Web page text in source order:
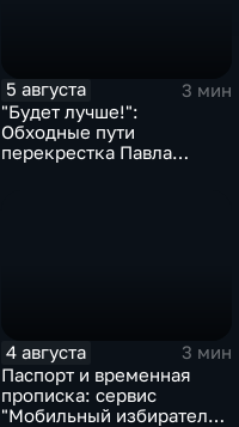
5 августа
3 мин
"Будет лучше!":
Обходные пути
перекрестка Павла
4 августа
3 мин
Паспорт и временная
прописка: сервис
"Мобильный избиратель"